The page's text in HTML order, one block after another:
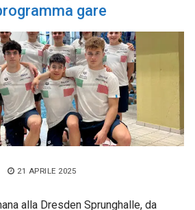
gare
21 APRILE 2025
alla Dresden Sprunghalle, da